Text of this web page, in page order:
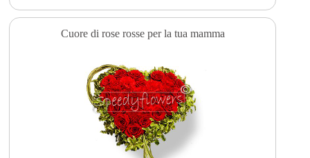
Cuore di rose rosse per la tua mamma